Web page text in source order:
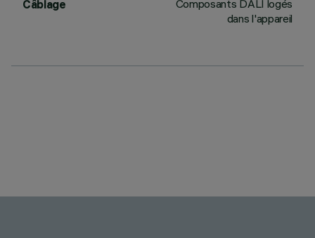
Câblage
Composants DALI logés
dans l'appareil